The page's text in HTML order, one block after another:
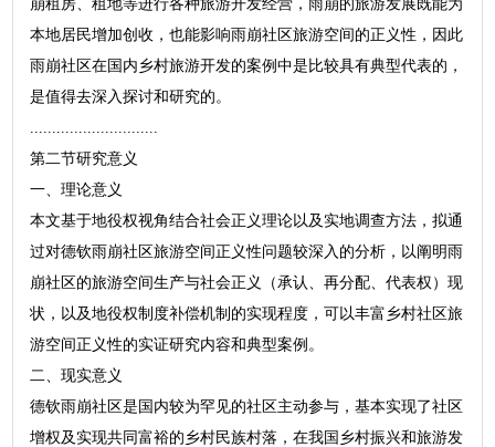
崩租房、租地等进行各种旅游开发经营，雨崩的旅游发展既能为
本地居民增加创收，也能影响雨崩社区旅游空间的正义性，因此
雨崩社区在国内乡村旅游开发的案例中是比较具有典型代表的，
是值得去深入探讨和研究的。
第二节研究意义
一、理论意义
本文基于地役权视角结合社会正义理论以及实地调查方法，拟通
过对德钦雨崩社区旅游空间正义性问题较深入的分析，以阐明雨
崩社区的旅游空间生产与社会正义（承认、再分配、代表权）现
状，以及地役权制度补偿机制的实现程度，可以丰富乡村社区旅
游空间正义性的实证研究内容和典型案例。
二、现实意义
德钦雨崩社区是国内较为罕见的社区主动参与，基本实现了社区
增权及实现共同富裕的乡村民族村落，在我国乡村振兴和旅游发